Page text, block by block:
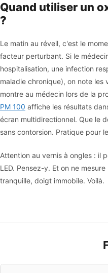
Quand utiliser un
?
Le matin au réveil, c'est le
facteur perturbant. Si le
hospitalisation, une infection
maladie chronique), on note les
montre au médecin lors de la
PM 100 affiche les résultats
écran multidirectionnel. Que le
sans contorsion. Pratique pour
Attention au vernis à ongles : il
LED. Pensez-y. Et on ne
tranquille, doigt immobile. Voilà.